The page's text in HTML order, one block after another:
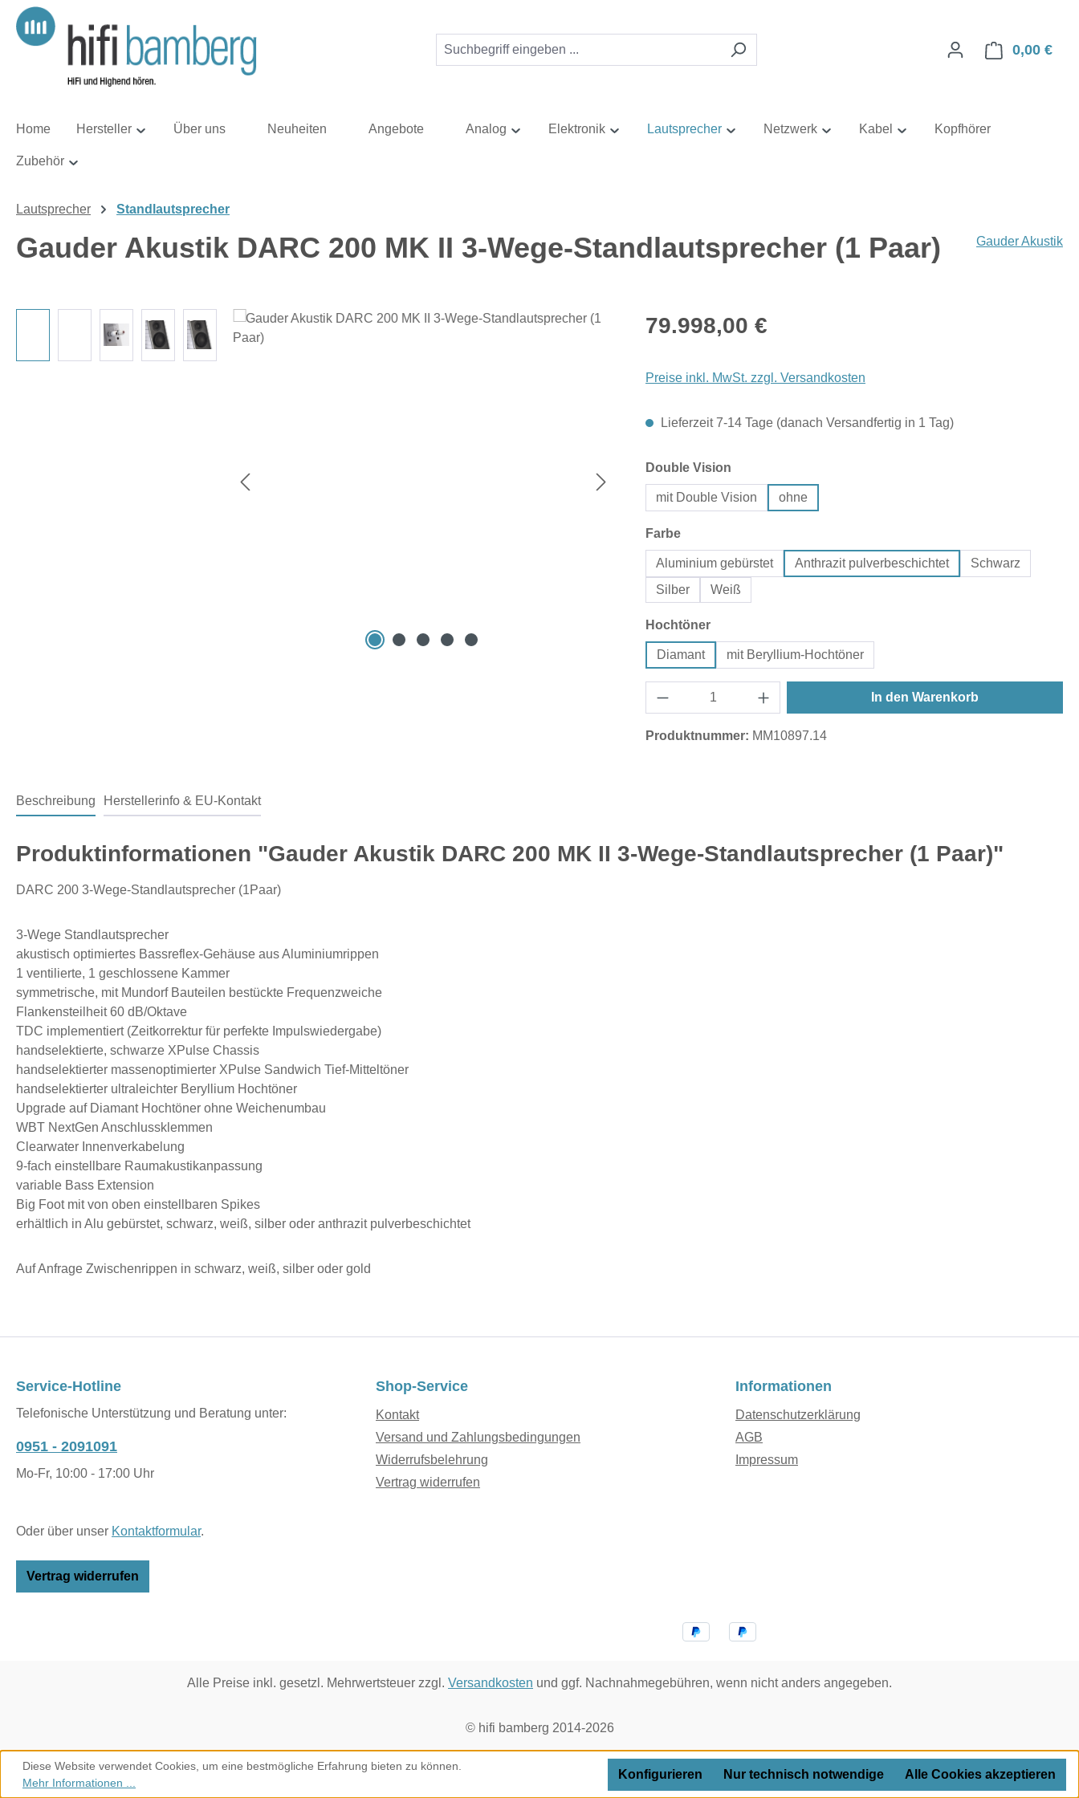
Hauptinhalt springen
Zur Suche springen
Zur Hauptnavigation springen
0,00 €
Home Hersteller Über uns Neuheiten Angebote Analog Elektronik Lautsprecher Netzwerk Kabel Kopfhörer
Zubehör
Lautsprecher Standlautsprecher
Gauder Akustik DARC 200 MK II 3-Wege-Standlautsprecher (1 Paar) Gauder Akustik
Bildergalerie überspringen Regulärer Preis:
79.998,00 €
Preise inkl. MwSt. zzgl. Versandkosten
Lieferzeit 7-14 Tage (danach Versandfertig in 1 Tag)
Double Vision
mit Double Vision ohne
Farbeauswählen
Aluminium gebürstet Anthrazit pulverbeschichtet
Schwarz
Silber
Weiß
Hochtönerauswählen
Diamant mit Beryllium-Hochtöner
In den Warenkorb
Produktnummer: MM10897.14
Beschreibung Herstellerinfo & EU-Kontakt
Produktinformationen "Gauder Akustik DARC 200 MK II 3-Wege-Standlautsprecher (1 Paar)"
DARC 200 3-Wege-Standlautsprecher (1Paar)
3-Wege Standlautsprecher
akustisch optimiertes Bassreflex-Gehäuse aus Aluminiumrippen
1 ventilierte, 1 geschlossene Kammer
symmetrische, mit Mundorf Bauteilen bestückte Frequenzweiche
Flankensteilheit 60 dB/Oktave
TDC implementiert (Zeitkorrektur für perfekte Impulswiedergabe)
handselektierte, schwarze XPulse Chassis
handselektierter massenoptimierter XPulse Sandwich Tief-Mitteltöner
handselektierter ultraleichter Beryllium Hochtöner
Upgrade auf Diamant Hochtöner ohne Weichenumbau
WBT NextGen Anschlussklemmen
Clearwater Innenverkabelung
9-fach einstellbare Raumakustikanpassung
variable Bass Extension
Big Foot mit von oben einstellbaren Spikes
erhältlich in Alu gebürstet, schwarz, weiß, silber oder anthrazit pulverbeschichtet
Auf Anfrage Zwischenrippen in schwarz, weiß, silber oder gold
Service-Hotline
Telefonische Unterstützung und Beratung unter:
0951 - 2091091
Mo-Fr, 10:00 - 17:00 Uhr
Oder über unser Kontaktformular.
Vertrag widerrufen
Shop-Service
Kontakt
Versand und Zahlungsbedingungen
Widerrufsbelehrung
Vertrag widerrufen
Informationen
Datenschutzerklärung
AGB
Impressum
Alle Preise inkl. gesetzl. Mehrwertsteuer zzgl. Versandkosten und ggf. Nachnahmegebühren, wenn nicht anders angegeben.
© hifi bamberg 2014-2026
Diese Website verwendet Cookies, um eine bestmögliche Erfahrung bieten zu können.
Mehr Informationen ...
Nur technisch notwendige
Konfigurieren Alle Cookies akzeptieren